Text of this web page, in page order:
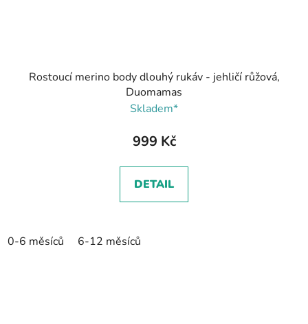
Rostoucí merino body dlouhý rukáv - jehličí růžová,
Duomamas
Skladem*
999 Kč
DETAIL
0-6 měsíců 6-12 měsíců